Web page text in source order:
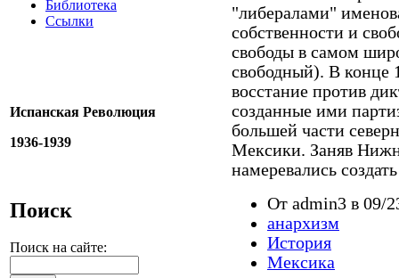
Библиотека
Ссылки
Испанская Революция
1936-1939
Поиск
Поиск на сайте:
"либералами"
собственности и
свободы в самом
свободный). В конце
восстание против
созданные ими
большей части
Мексики. Заняв
намеревались
От admin3 в 09/
анархизм
История
Мексика